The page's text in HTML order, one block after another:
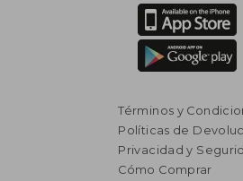
Términos y
Políticas de
Privacidad y
Cómo Comprar